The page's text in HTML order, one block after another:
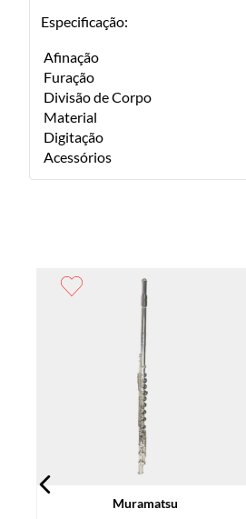
Especificação:
Afinação
Furação
Divisão de Corpo
Material
Digitação
Acessórios
Muramatsu